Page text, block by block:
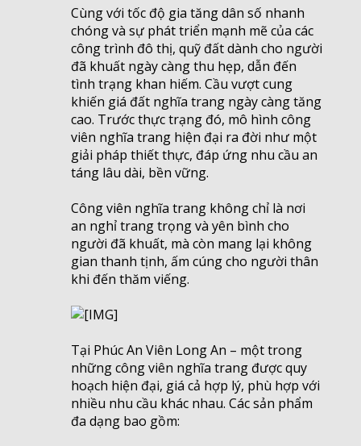
Cùng với tốc độ gia tăng dân số nhanh
chóng và sự phát triển mạnh mẽ của các
công trình đô thị, quỹ đất dành cho người
đã khuất ngày càng thu hẹp, dẫn đến
tình trạng khan hiếm. Cầu vượt cung
khiến giá đất nghĩa trang ngày càng tăng
cao. Trước thực trạng đó, mô hình công
viên nghĩa trang hiện đại ra đời như một
giải pháp thiết thực, đáp ứng nhu cầu an
táng lâu dài, bền vững.
Công viên nghĩa trang không chỉ là nơi
an nghỉ trang trọng và yên bình cho
người đã khuất, mà còn mang lại không
gian thanh tịnh, ấm cúng cho người thân
khi đến thăm viếng.
Tại Phúc An Viên Long An – một trong
những công viên nghĩa trang được quy
hoạch hiện đại, giá cả hợp lý, phù hợp với
nhiều nhu cầu khác nhau. Các sản phẩm
đa dạng bao gồm: